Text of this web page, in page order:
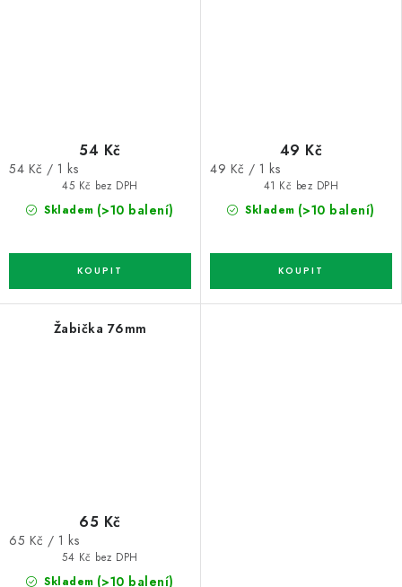
Skladem (>10 balení)
45 Kč bez DPH
54 Kč
Měrná
54 Kč / 1 ks
Skladem (>10 balení)
41 Kč bez DPH
49 Kč
Měrná
49 Kč / 1 ks
Žabička 76mm
Skladem (>10 balení)
54 Kč bez DPH
65 Kč
Měrná
65 Kč / 1 ks